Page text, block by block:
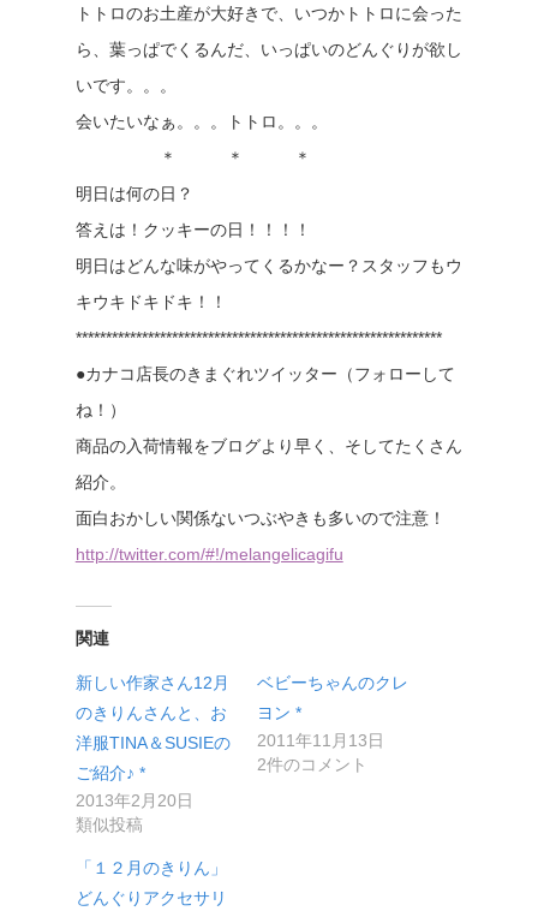
トトロのお土産が大好きで、いつかトトロに会った
ら、葉っぱでくるんだ、いっぱいのどんぐりが欲し
いです。。。
会いたいなぁ。。。トトロ。。。
＊ ＊ ＊
明日は何の日？
答えは！クッキーの日！！！！
明日はどんな味がやってくるかなー？スタッフもウ
キウキドキドキ！！
*************************************************************
●カナコ店長のきまぐれツイッター（フォローして
ね！）
商品の入荷情報をブログより早く、そしてたくさん
紹介。
面白おかしい関係ないつぶやきも多いので注意！
http://twitter.com/#!/melangelicagifu
関連
新しい作家さん12月
のきりんさんと、お
洋服TINA＆SUSIEの
ご紹介♪ *
2013年2月20日
類似投稿
ベビーちゃんのクレ
ヨン *
2011年11月13日
2件のコメント
「１２月のきりん」
どんぐりアクセサリ